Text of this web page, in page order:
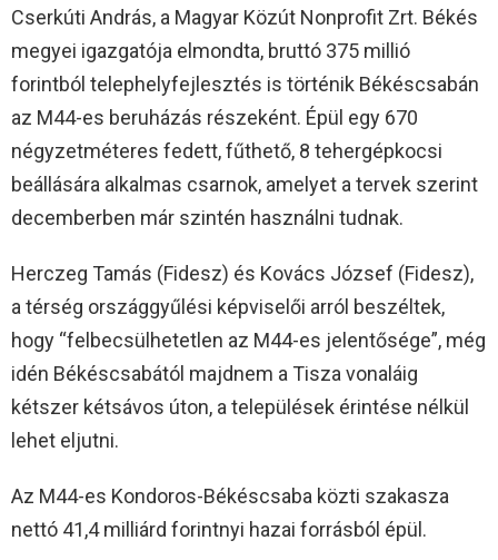
Cserkúti András, a Magyar Közút Nonprofit Zrt. Békés
megyei igazgatója elmondta, bruttó 375 millió
forintból telephelyfejlesztés is történik Békéscsabán
az M44-es beruházás részeként. Épül egy 670
négyzetméteres fedett, fűthető, 8 tehergépkocsi
beállására alkalmas csarnok, amelyet a tervek szerint
decemberben már szintén használni tudnak.
Herczeg Tamás (Fidesz) és Kovács József (Fidesz),
a térség országgyűlési képviselői arról beszéltek,
hogy “felbecsülhetetlen az M44-es jelentősége”, még
idén Békéscsabától majdnem a Tisza vonaláig
kétszer kétsávos úton, a települések érintése nélkül
lehet eljutni.
Az M44-es Kondoros-Békéscsaba közti szakasza
nettó 41,4 milliárd forintnyi hazai forrásból épül.